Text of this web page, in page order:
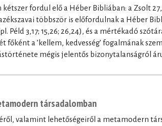
Péld 3,17; 15,26; 26,24), és a mértékadó
főként a ’kellem, kedvesség’ fogalmának
mégis jelentős bizonytalanságról
társadalomban
valamint lehetőségeiről a metamodern